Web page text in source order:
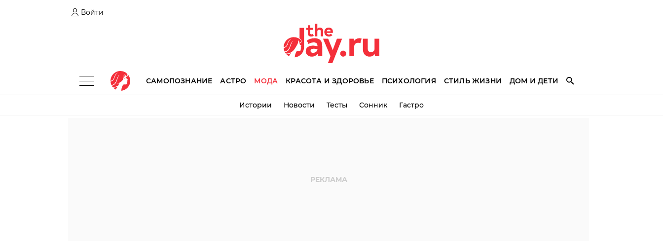
Войти
САМОПОЗНАНИЕ АСТРО МОДА КРАСОТА И ЗДОРОВЬЕ ПСИХОЛОГИЯ СТИЛЬ ЖИЗНИ ДОМ И ДЕТИ
Истории Новости Тесты Сонник Гастро